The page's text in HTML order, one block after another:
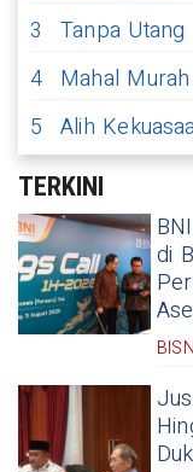
3
Tanpa Utang
4 Mahal Murah
5 Alih
TERKINI
di